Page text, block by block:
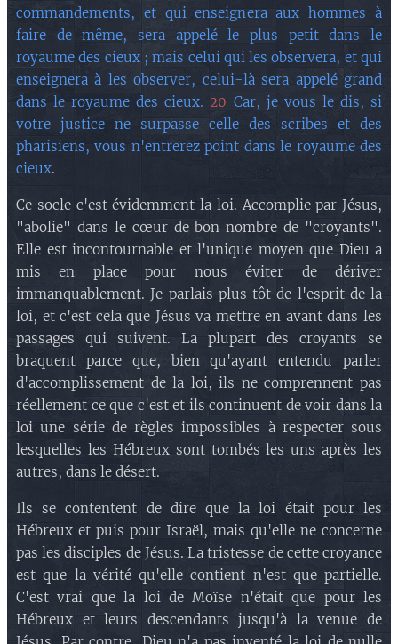
commandements, et qui enseignera aux hommes à
faire de même, sera appelé le plus petit dans le
royaume des cieux ; mais celui qui les observera, et qui
enseignera à les observer, celui-là sera appelé grand
dans le royaume des cieux. 20 Car, je vous le dis, si
votre justice ne surpasse celle des scribes et des
pharisiens, vous n'entrerez point dans le royaume des
cieux.
Ce socle c'est évidemment la loi. Accomplie par Jésus,
"abolie" dans le cœur de bon nombre de "croyants".
Elle est incontournable et l'unique moyen que Dieu a
mis en place pour nous éviter de dériver
immanquablement. Je parlais plus tôt de l'esprit de la
loi, et c'est cela que Jésus va mettre en avant dans les
passages qui suivent. La plupart des croyants se
braquent parce que, bien qu'ayant entendu parler
d'accomplissement de la loi, ils ne comprennent pas
réellement ce que c'est et ils continuent de voir dans la
loi une série de règles impossibles à respecter sous
lesquelles les Hébreux sont tombés les uns après les
autres, dans le désert.
Ils se contentent de dire que la loi était pour les
Hébreux et puis pour Israël, mais qu'elle ne concerne
pas les disciples de Jésus. La tristesse de cette croyance
est que la vérité qu'elle contient n'est que partielle.
C'est vrai que la loi de Moïse n'était que pour les
Hébreux et leurs descendants jusqu'à la venue de